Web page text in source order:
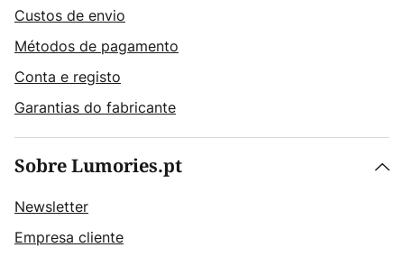
Custos de envio
Métodos de pagamento
Conta e registo
Garantias do fabricante
Sobre Lumories.pt
Newsletter
Empresa cliente